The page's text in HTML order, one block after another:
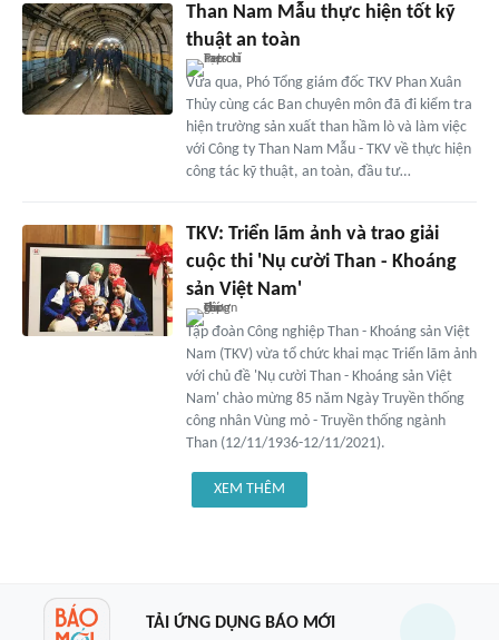
Than Nam Mẫu thực hiện tốt kỹ
thuật an toàn
Vừa qua, Phó Tổng giám đốc TKV Phan Xuân
Thủy cùng các Ban chuyên môn đã đi kiểm tra
hiện trường sản xuất than hầm lò và làm việc
với Công ty Than Nam Mẫu - TKV về thực hiện
công tác kỹ thuật, an toàn, đầu tư…
TKV: Triển lãm ảnh và trao giải
cuộc thi 'Nụ cười Than - Khoáng
sản Việt Nam'
Tập đoàn Công nghiệp Than - Khoáng sản Việt
Nam (TKV) vừa tổ chức khai mạc Triển lãm ảnh
với chủ đề 'Nụ cười Than - Khoáng sản Việt
Nam' chào mừng 85 năm Ngày Truyền thống
công nhân Vùng mỏ - Truyền thống ngành
Than (12/11/1936-12/11/2021).
XEM THÊM
TẢI ỨNG DỤNG BÁO MỚI